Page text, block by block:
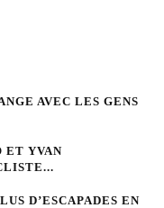
AVEC LES GENS
ET YVAN
D’ESCAPADES EN